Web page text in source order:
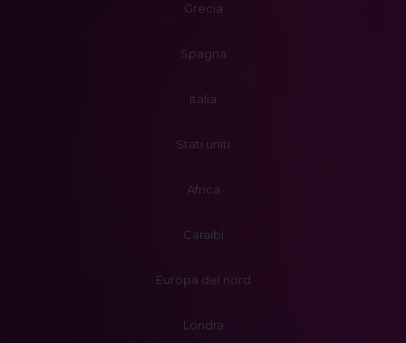
Grecia
Spagna
Italia
Stati uniti
Africa
Caraibi
Europa del nord
Londra